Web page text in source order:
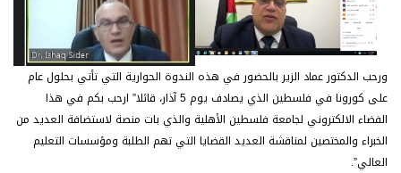
ورحب الدكتور عماد الزير بالحضور في هذه الندوة الحوارية التي تأتي بحلول عام
على كورونا في فلسطين الذي يصادف يوم 5 آذار، قائلا” ارحب بكم في هذا
الفضاء الالكتروني لجامعة فلسطين الأهلية والذي بات منصة لاستضافة العديد من
الخبراء والمختصين لمناقشة العديد القضايا التي تهم الطلبة ومؤسسات التعليم
العالي”.